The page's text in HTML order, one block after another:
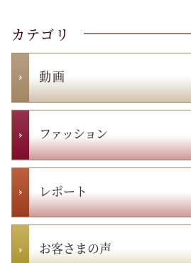
カテゴリ
動 画
ファッション
レポート
お客さまの声